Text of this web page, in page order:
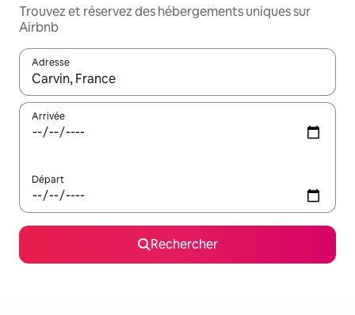
Trouvez et réservez des hébergements uniques sur
Airbnb
Adresse
Lorsque les résultats s'affichent, utilisez les flèches vers le
Arrivée
Départ
Rechercher